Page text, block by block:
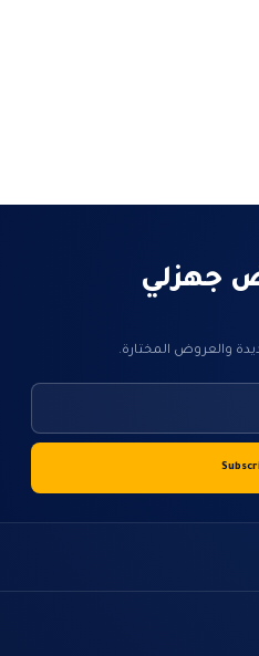
جهزلي
والعروض المختارة.